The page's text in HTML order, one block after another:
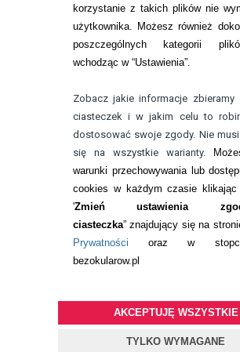
korzystanie z takich plików nie
użytkownika. Możesz również
poszczególnych kategorii
wchodząc w “Ustawienia”.
Zobacz jakie informacje zbieramy
ciasteczek i w jakim celu to
dostosować swoje zgody. Nie
się na wszystkie warianty.
warunki przechowywania lub
cookies w każdym czasie
'Zmień ustawienia
ciasteczka” znajdujący się na
Prywatności oraz w
bezokularow.pl
AKCEPTUJĘ WSZYSTKIE
TYLKO WYMAGANE
telefon:
22 113 44 42
telefon:
732 08 08 72
kontakt@bezokularow.pl
BEZOKULARÓW.PL |